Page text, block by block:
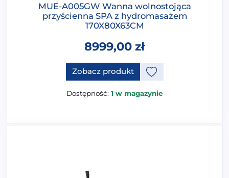
MUE-A005GW Wanna wolnostojąca
przyścienna SPA z hydromasażem
170X80X63CM
8999,00 zł
Zobacz produktTen produkt ma opcje, które
Dostępność: 1 w magazynie